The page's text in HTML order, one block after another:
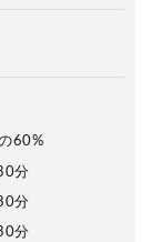
60%
分
分
分